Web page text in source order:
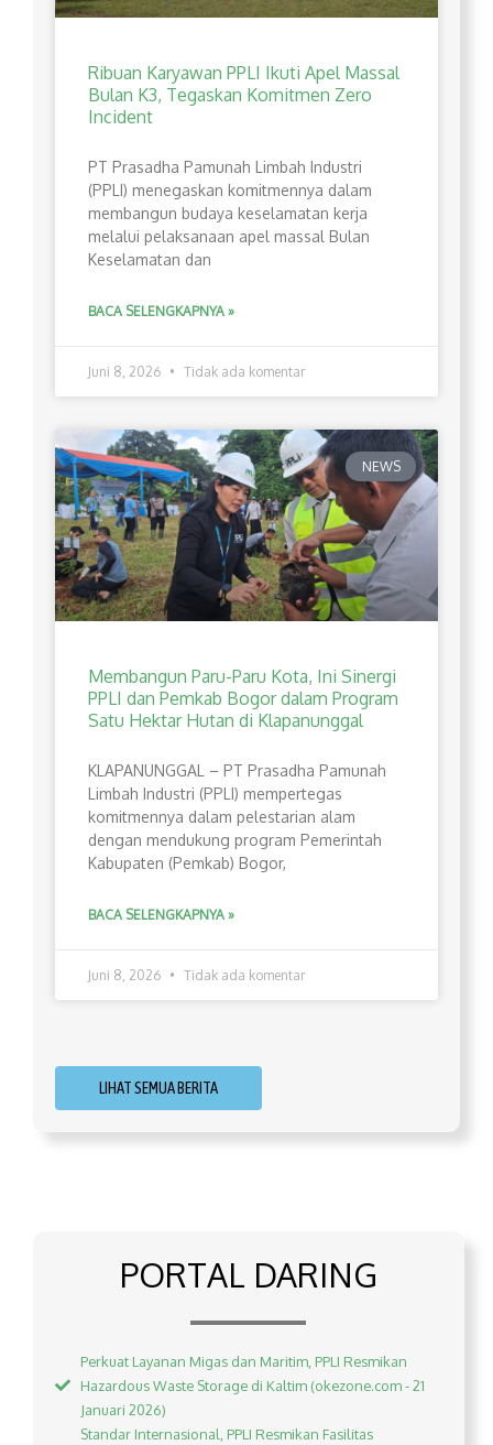
Ribuan Karyawan PPLI Ikuti Apel Massal
Bulan K3, Tegaskan Komitmen Zero
Incident
PT Prasadha Pamunah Limbah Industri
(PPLI) menegaskan komitmennya dalam
membangun budaya keselamatan kerja
melalui pelaksanaan apel massal Bulan
Keselamatan dan
BACA SELENGKAPNYA »
Juni 8, 2026 Tidak ada komentar
NEWS
Membangun Paru-Paru Kota, Ini Sinergi
PPLI dan Pemkab Bogor dalam Program
Satu Hektar Hutan di Klapanunggal
​KLAPANUNGGAL – PT Prasadha Pamunah
Limbah Industri (PPLI) mempertegas
komitmennya dalam pelestarian alam
dengan mendukung program Pemerintah
Kabupaten (Pemkab) Bogor,
BACA SELENGKAPNYA »
Juni 8, 2026 Tidak ada komentar
LIHAT SEMUA BERITA
PORTAL DARING
Perkuat Layanan Migas dan Maritim, PPLI Resmikan
Hazardous Waste Storage di Kaltim (okezone.com - 21
Januari 2026)
Standar Internasional, PPLI Resmikan Fasilitas